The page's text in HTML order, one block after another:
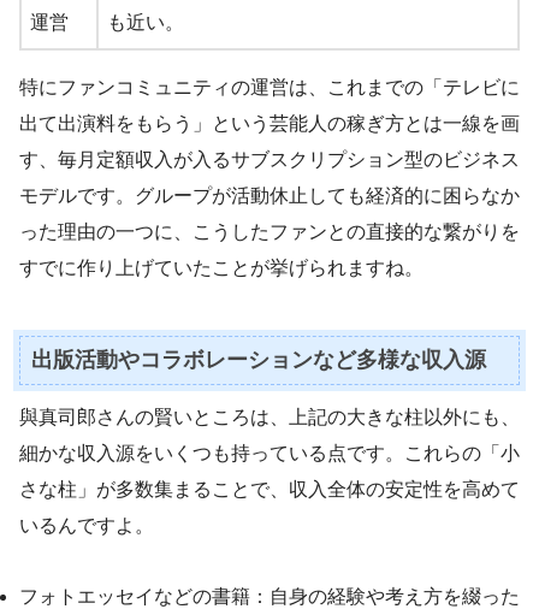
運営
も近い。
特にファンコミュニティの運営は、これまでの「テレビに
出て出演料をもらう」という芸能人の稼ぎ方とは一線を画
す、毎月定額収入が入るサブスクリプション型のビジネス
モデルです。グループが活動休止しても経済的に困らなか
った理由の一つに、こうしたファンとの直接的な繋がりを
すでに作り上げていたことが挙げられますね。
出版活動やコラボレーションなど多様な収入源
與真司郎さんの賢いところは、上記の大きな柱以外にも、
細かな収入源をいくつも持っている点です。これらの「小
さな柱」が多数集まることで、収入全体の安定性を高めて
いるんですよ。
フォトエッセイなどの書籍：自身の経験や考え方を綴った